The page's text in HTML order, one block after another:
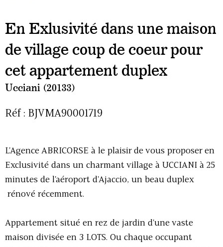
En Exlusivité dans une maison
de village coup de coeur pour
cet appartement duplex
Ucciani (20133)
Réf : BJVMA90001719
L'Agence ABRICORSE à le plaisir de vous proposer en
Exclusivité dans un charmant village à UCCIANI à 25
minutes de l'aéroport d'Ajaccio, un beau duplex
rénové récemment.
Appartement situé en rez de jardin d'une vaste
maison divisée en 3 LOTS. Ou chaque occupant